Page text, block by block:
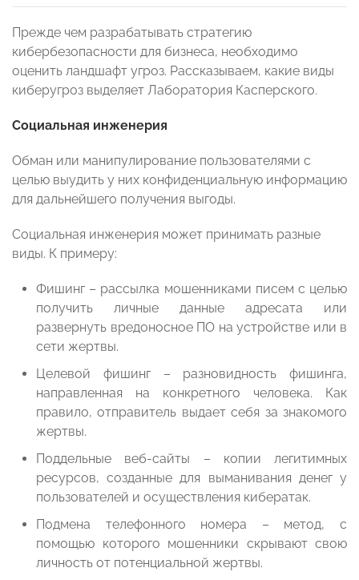
Прежде чем разрабатывать стратегию
кибербезопасности для бизнеса, необходимо
оценить ландшафт угроз. Рассказываем, какие виды
киберугроз выделяет Лаборатория Касперского.
Социальная инженерия
Обман или манипулирование пользователями с
целью выудить у них конфиденциальную информацию
для дальнейшего получения выгоды.
Социальная инженерия может принимать разные
виды. К примеру:
Фишинг – рассылка мошенниками писем с целью
получить личные данные адресата или
развернуть вредоносное ПО на устройстве или в
сети жертвы.
Целевой фишинг – разновидность фишинга,
направленная на конкретного человека. Как
правило, отправитель выдает себя за знакомого
жертвы.
Поддельные веб-сайты – копии легитимных
ресурсов, созданные для выманивания денег у
пользователей и осуществления кибератак.
Подмена телефонного номера – метод, с
помощью которого мошенники скрывают свою
личность от потенциальной жертвы.